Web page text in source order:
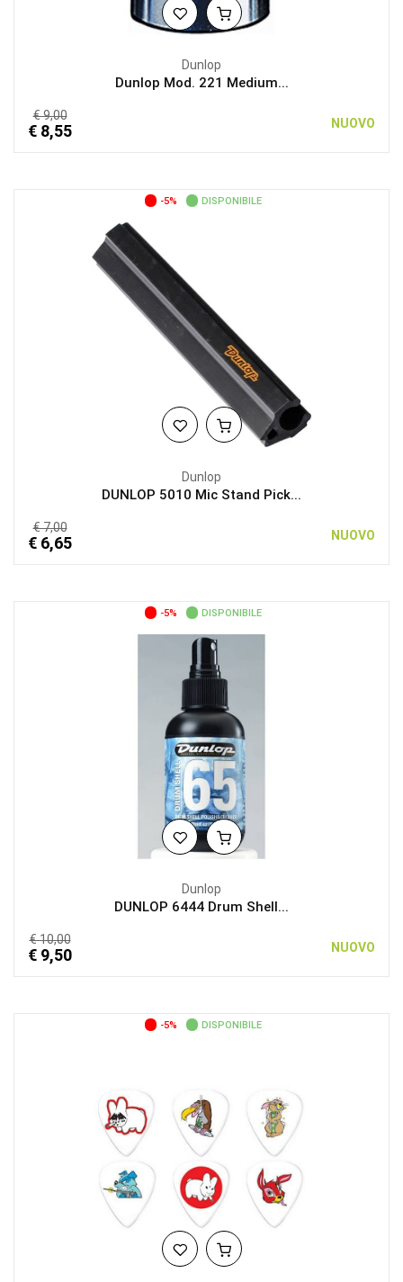
Dunlop
Dunlop Mod. 221 Medium...
€ 9,00
€ 8,55 NUOVO
-5% DISPONIBILE
Dunlop
DUNLOP 5010 Mic Stand Pick...
€ 7,00
€ 6,65 NUOVO
-5% DISPONIBILE
Dunlop
DUNLOP 6444 Drum Shell...
€ 10,00
€ 9,50 NUOVO
-5% DISPONIBILE